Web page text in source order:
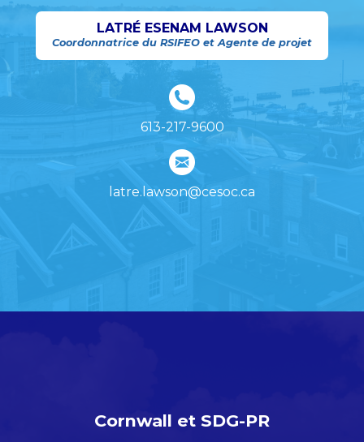
LATRÉ ESENAM LAWSON
Coordonnatrice du RSIFEO et Agente de projet
613-217-9600
latre.lawson@cesoc.ca
Cornwall et SDG-PR